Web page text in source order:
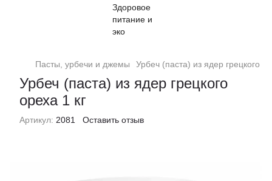
Пасты, урбечи и джемы Урбеч (паста) из ядер грецкого
Урбеч (паста) из ядер грецкого
ореха 1 кг
Артикул: 2081 Оставить отзыв